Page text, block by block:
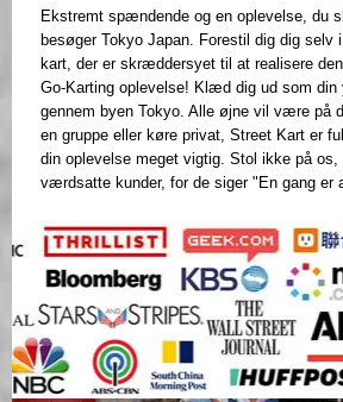
Ekstremt spændende og en oplevelse, du
besøger Tokyo Japan. Forestil dig dig selv
kart, der er skræddersyet til at realisere
Go-Karting oplevelse! Klæd dig ud som din
gennem byen Tokyo. Alle øjne vil være på
en gruppe eller køre privat, Street Kart er
din oplevelse meget vigtig. Stol ikke på os,
værdsatte kunder, for de siger "En gang er